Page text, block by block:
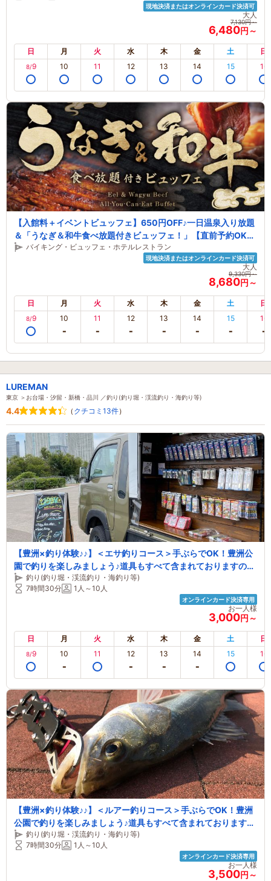
現地決済またはオンラインカード決済可
大人
7,130円～
6,480円～
日 月 火 水 木 金 土 日
8/9 10 11 12 13 14 15 16
【入館料＋イベントビュッフェ】650円OFF♪一日温泉入り放題
＆「うなぎ＆和牛食べ放題付きビュッフェ！」【直前予約OK】
【女性・カップル・ファミリーにも人気】【直前予約OK】 受付
バイキング・ビュッフェ・ホテルレストラン
現地決済またはオンラインカード決済可
大人
9,330円～
8,680円～
日 月 火 水 木 金 土 日
8/9 10 11 12 13 14 15 16
LUREMAN
東京 ＞お台場・汐留・新橋・品川 ／釣り(釣り堀・渓流釣り・海釣り等)
4.4 （ クチコミ13件）
【豊洲×釣り体験♪♪】＜エサ釣りコース＞手ぶらでOK！豊洲公
園で釣りを楽しみましょう♪道具もすべて含まれておりますの
で、初心者でも安心♪＜ファミリーおススメ♪＞
釣り(釣り堀・渓流釣り・海釣り等)
7時間30分
1人～10人
オンラインカード決済専用
お一人様
3,000円～
日 月 火 水 木 金 土 日
8/9 10 11 12 13 14 15 16
【豊洲×釣り体験♪♪】＜ルアー釣りコース＞手ぶらでOK！豊洲
公園で釣りを楽しみましょう♪道具もすべて含まれておりますの
で、初心者でも安心♪＜ファミリーおススメ♪＞
釣り(釣り堀・渓流釣り・海釣り等)
7時間30分
1人～10人
オンラインカード決済専用
お一人様
3,500円～